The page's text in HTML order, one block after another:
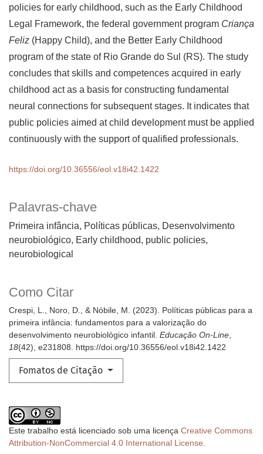
Palavras-chave
Primeira infância, Políticas públicas, Desenvolvimento
neurobiológico Early childhood, public policies,
neurobiological
Como Citar
Crespi, L., Noro, D., & Nóbile, M. (2023). Políticas públicas para a
primeira infância: fundamentos para a valorização do
desenvolvimento neurobiológico infantil. Educação On-Line,
18(42), e231808. https://doi.org/10.36556/eol.v18i42.1422
Fomatos de Citação
policies for early childhood, such as the Early Childhood
Legal Framework, the federal government program Criança
Feliz (Happy Child), and the Better Early Childhood
program of the state of Rio Grande do Sul (RS). The study
concludes that skills and competences acquired in early
childhood act as a basis for constructing fundamental
neural connections for subsequent stages. It indicates that
public policies aimed at child development must be applied
continuously with the support of qualified professionals.
https://doi.org/10.36556/eol.v18i42.1422
Este trabalho está licenciado sob uma licença Creative Commons
Attribution-NonCommercial 4.0 International License.